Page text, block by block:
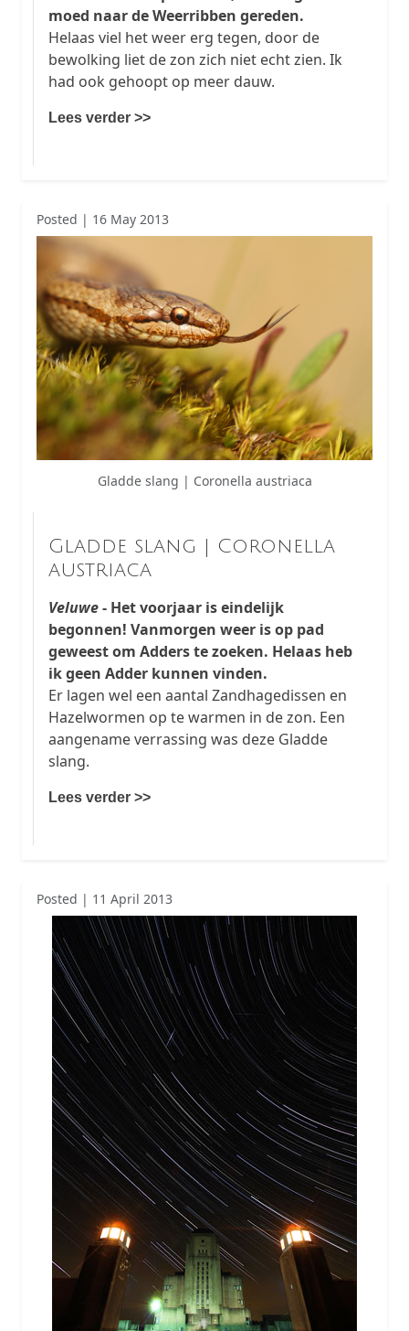
moed naar de Weerribben gereden.
Helaas viel het weer erg tegen, door de
bewolking liet de zon zich niet echt zien. Ik
had ook gehoopt op meer dauw.
Lees verder >>
Posted | 16 May 2013
Gladde slang | Coronella austriaca
Gladde slang | Coronella
austriaca
Veluwe- Het voorjaar is eindelijk
begonnen! Vanmorgen weer is op pad
geweest om Adders te zoeken. Helaas heb
ik geen Adder kunnen vinden.
Er lagen wel een aantal Zandhagedissen en
Hazelwormen op te warmen in de zon. Een
aangename verrassing was deze Gladde
slang.
Lees verder >>
Posted | 11 April 2013